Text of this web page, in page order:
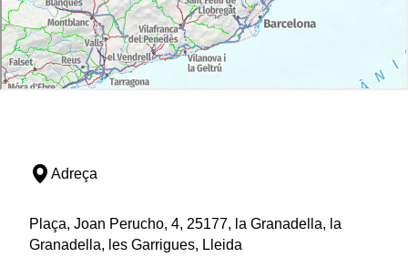
Adreça
Plaça, Joan Perucho, 4, 25177, la Granadella, la
Granadella, les Garrigues, Lleida